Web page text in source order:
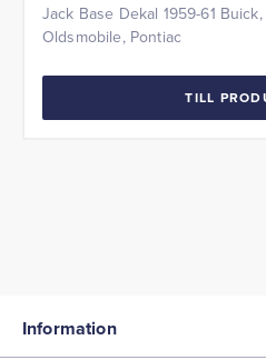
Jack Base Dekal 1959-61
Oldsmobile, Pontiac
TILL
Information